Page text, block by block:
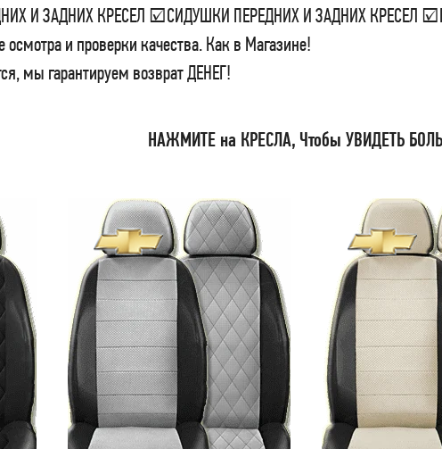
И ЗАДНИХ КРЕСЕЛ ☑СИДУШКИ ПЕРЕДНИХ И ЗАДНИХ
и проверки качества. Как в Магазине!
мы гарантируем возврат ДЕНЕГ!
НАЖМИТЕ на КРЕСЛА, Чтобы УВИДЕТЬ